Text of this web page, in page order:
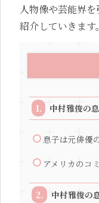
人物像や芸能界
紹介していきます。
中村雅俊の
息子は元俳優
アメリカのコ
中村雅俊の